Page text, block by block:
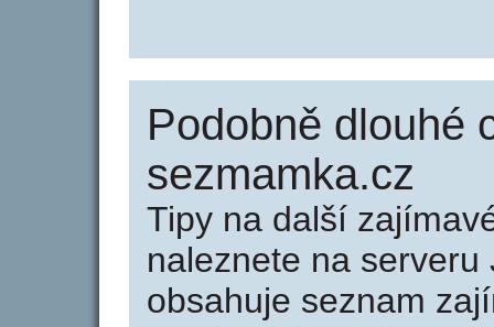
Podobně dlouhé
sezmamka.cz
Tipy na další
naleznete na serveru
obsahuje seznam